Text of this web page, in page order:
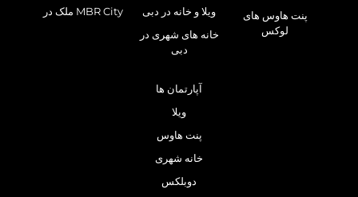
ملک در MBR City
ویلا و خانه در دبی
خانه های شهری در
دبی
پنت هاوس های
لوکس
آپارتمان ها
ویلا
پنت هاوس
خانه شهری
دوبلکس